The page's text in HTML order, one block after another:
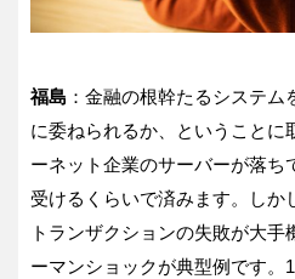
福島 ：金融の根幹たるシステ
に委ねられるか、ということに
ーネット企業のサーバーが落ち
受けるくらいで済みます。しか
トランザクションの失敗が大手
ーマンショックが典型例です。